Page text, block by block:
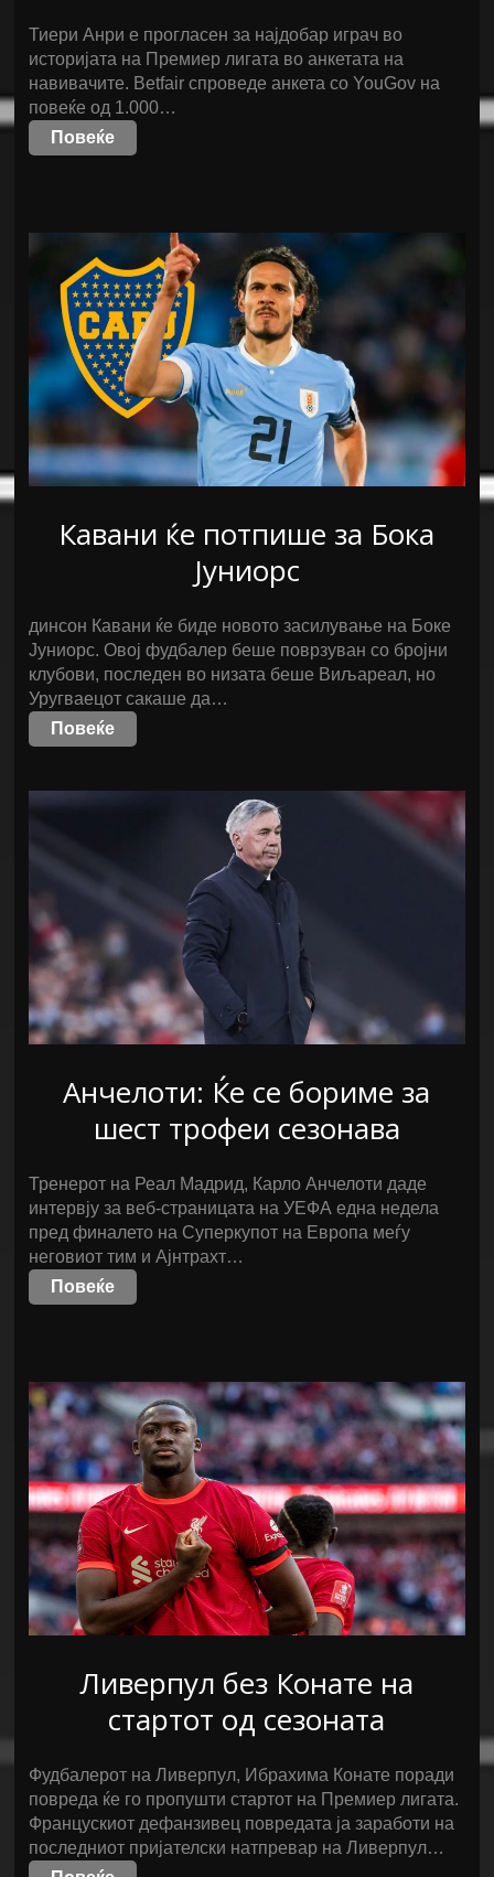
Тиери Анри е прогласен за најдобар играч во
историјата на Премиер лигата во анкетата на
навивачите. Betfair спроведе анкета со YouGov на
повеќе од 1.000…
Повеќе
Кавани ќе потпише за Бока
Јуниорс
динсон Кавани ќе биде новото засилување на Боке
Јуниорс. Овој фудбалер беше поврзуван со бројни
клубови, последен во низата беше Виљареал, но
Уругваецот сакаше да…
Повеќе
Анчелоти: Ќе се бориме за
шест трофеи сезонава
Тренерот на Реал Мадрид, Карло Анчелоти даде
интервју за веб-страницата на УЕФА една недела
пред финалето на Суперкупот на Европа меѓу
неговиот тим и Ајнтрахт…
Повеќе
Ливерпул без Конате на
стартот од сезоната
Фудбалерот на Ливерпул, Ибрахима Конате поради
повреда ќе го пропушти стартот на Премиер лигата.
Францускиот дефанзивец повредата ја заработи на
последниот пријателски натпревар на Ливерпул…